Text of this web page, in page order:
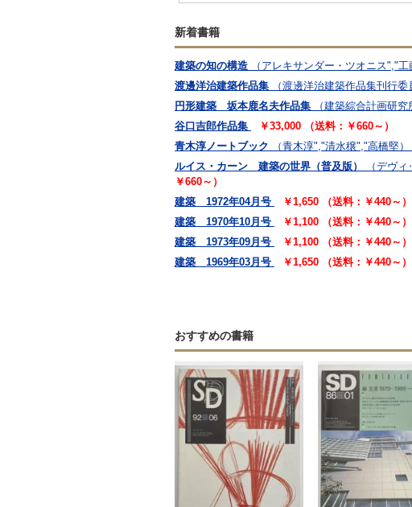
新着書籍
建築の知の構造 （アレキサンダー・ツオニス","
渡邊洋治建築作品集
（渡邊洋治建築作品集刊行委
円形建築 坂本鹿名夫作品集
（建築綜合計画研究
谷口吉郎作品集
￥33,000 （送料：￥660～）
青木淳ノートブック
（青木淳","清水穣","高橋堅）
ルイス・カーン 建築の世界（普及版）
（デヴ
￥660～）
建築 1972年04月号
￥1,650 （送料：￥440～）
建築 1970年10月号
￥1,100 （送料：￥440～）
建築 1973年09月号
￥1,100 （送料：￥440～）
建築 1969年03月号
￥1,650 （送料：￥440～）
おすすめの書籍